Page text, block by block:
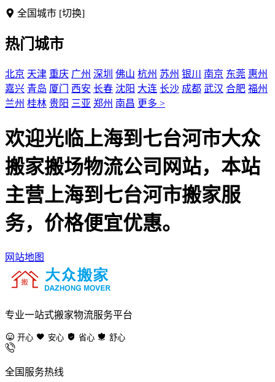
全国城市 [切换]
热门城市
北京 天津 重庆 广州 深圳 佛山 杭州 苏州 银川 南京 东莞 惠州
嘉兴 青岛 厦门 西安 长春 沈阳 大连 长沙 成都 武汉 合肥 福州
兰州 桂林 贵阳 三亚 郑州 南昌 更多 >
欢迎光临上海到七台河市大众
搬家搬场物流公司网站，本站
主营上海到七台河市搬家服
务，价格便宜优惠。
网站地图
专业一站式搬家物流服务平台
开心 安心 省心 舒心
全国服务热线